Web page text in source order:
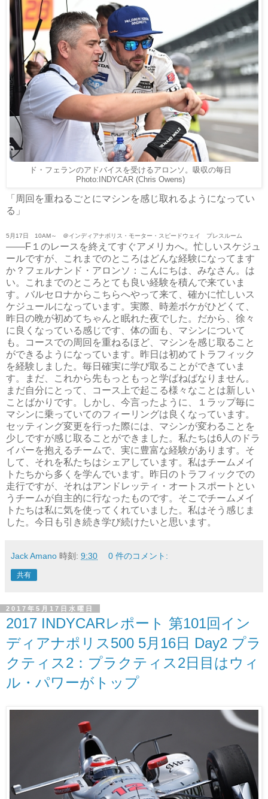
ド・フェランのアドバイスを受けるアロンソ。吸収の毎日
Photo:INDYCAR (Chris Owens)
「周回を重ねるごとにマシンを感じ取れるようになってい
る」
5月17日 10AM～ ＠インディアナポリス・モーター・スピードウェイ プレスルーム
――F１のレースを終えてすぐアメリカへ。忙しいスケジュ
ールですが、これまでのところはどんな経験になってます
か？ フェルナンド・アロンソ：こんにちは、みなさん。は
い。これまでのところとても良い経験を積んで来ていま
す。バルセロナからこちらへやって来て、確かに忙しいス
ケジュールになっています。実際、時差ボケがひどくて、
昨日の晩が初めてちゃんと眠れた夜でした。だから、徐々
に良くなっている感じです、体の面も、マシンについて
も。コースでの周回を重ねるほど、マシンを感じ取ること
ができるようになっています。昨日は初めてトラフィック
を経験しました。毎日確実に学び取ることができていま
す。まだ、これから先もっともっと学ばねばなりません。
まだ自分にとって、コース上で起こる様々なことは新しい
ことばかりです。しかし、今言ったように、１ラップ毎に
マシンに乗っていてのフィーリングは良くなっています。
セッティング変更を行った際には、マシンが変わることを
少しですが感じ取ることができました。私たちは6人のドラ
イバーを抱えるチームで、実に豊富な経験があります。そ
して、それを私たちはシェアしています。私はチームメイ
トたちから多くを学んでいます。昨日のトラフィックでの
走行ですが、それはアンドレッティ・オートスポートとい
うチームが自主的に行なったものです。そこでチームメイ
トたちは私に気を使ってくれていました。私はそう感じま
した。今日も引き続き学び続けたいと思います。
Jack Amano 時刻: 9:30 0 件のコメント:
共有
2017年5月17日水曜日
2017 INDYCARレポート 第101回イン
ディアナポリス500 5月16日 Day2 プラ
クティス2：プラクティス2日目はウィ
ル・パワーがトップ